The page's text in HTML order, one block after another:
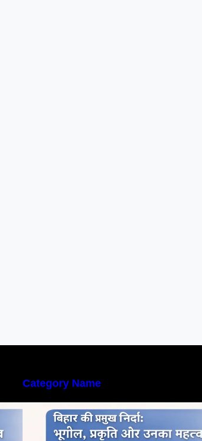
Category Name
बिहार की नदियों का विस्तृत अध्ययन |
Geography of Rivers in Bihar